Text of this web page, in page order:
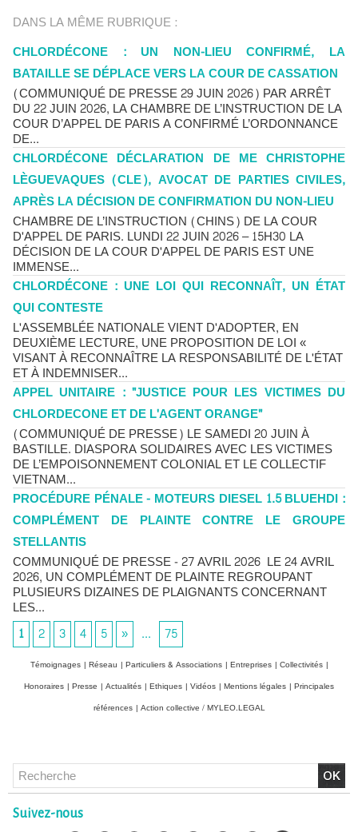
DANS LA MÊME RUBRIQUE :
CHLORDÉCONE : UN NON-LIEU CONFIRMÉ, LA
BATAILLE SE DÉPLACE VERS LA COUR DE CASSATION
(COMMUNIQUÉ DE PRESSE 29 JUIN 2026) PAR ARRÊT
DU 22 JUIN 2026, LA CHAMBRE DE L’INSTRUCTION DE LA
COUR D’APPEL DE PARIS A CONFIRMÉ L’ORDONNANCE
DE...
CHLORDÉCONE DÉCLARATION DE ME CHRISTOPHE
LÈGUEVAQUES (CLE), AVOCAT DE PARTIES CIVILES,
APRÈS LA DÉCISION DE CONFIRMATION DU NON-LIEU
CHAMBRE DE L’INSTRUCTION (CHINS) DE LA COUR
D'APPEL DE PARIS. LUNDI 22 JUIN 2026 – 15H30 LA
DÉCISION DE LA COUR D'APPEL DE PARIS EST UNE
IMMENSE...
CHLORDÉCONE : UNE LOI QUI RECONNAÎT, UN ÉTAT
QUI CONTESTE
L'ASSEMBLÉE NATIONALE VIENT D'ADOPTER, EN
DEUXIÈME LECTURE, UNE PROPOSITION DE LOI «
VISANT À RECONNAÎTRE LA RESPONSABILITÉ DE L'ÉTAT
ET À INDEMNISER...
APPEL UNITAIRE : "JUSTICE POUR LES VICTIMES DU
CHLORDECONE ET DE L'AGENT ORANGE"
(COMMUNIQUÉ DE PRESSE) LE SAMEDI 20 JUIN À
BASTILLE. DIASPORA SOLIDAIRES AVEC LES VICTIMES
DE L’EMPOISONNEMENT COLONIAL ET LE COLLECTIF
VIETNAM...
PROCÉDURE PÉNALE - MOTEURS DIESEL 1.5 BLUEHDI :
COMPLÉMENT DE PLAINTE CONTRE LE GROUPE
STELLANTIS
COMMUNIQUÉ DE PRESSE - 27 AVRIL 2026 LE 24 AVRIL
2026, UN COMPLÉMENT DE PLAINTE REGROUPANT
PLUSIEURS DIZAINES DE PLAIGNANTS CONCERNANT
LES...
1
2 3 4 5 » ... 75
Témoignages | Réseau | Particuliers & Associations | Entreprises | Collectivités |
Honoraires | Presse | Actualités | Ethiques | Vidéos | Mentions légales | Principales
références | Action collective / MYLEO.LEGAL
Suivez-nous
vers la Cour de cassation
Christophe LEGUEVAQUES